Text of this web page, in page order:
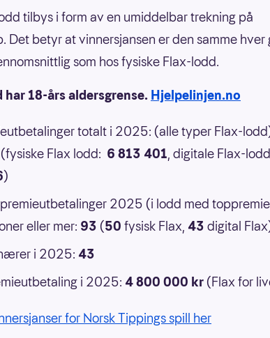
tilbys i form av en umiddelbar trekning på
Det betyr at vinnersjansen er den samme hver
som hos fysiske Flax-lodd.
18-års aldersgrense.Hjelpelinjen.no
totalt i 2025: (alle typer Flax-
(fysiske Flax lodd: 6 813 401, digitale Flax-
)
2025 (i lodd med
eller mer: 93 (50 fysisk Flax, 43 digital
i 2025: 43
i 2025: 4 800 000 kr (Flax for
for Norsk Tippings spill her